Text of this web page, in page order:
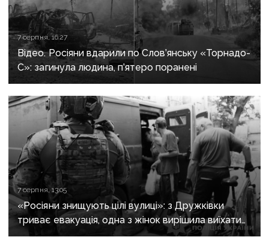
7 серпня, 16:27
Відео. Росіяни вдарили по Слов’янську «Торнадо-
С»: загинула людина, п’ятеро поранені
7 серпня, 13:05
«Росіяни знищують цілі вулиці»: з Дружківки
триває евакуація, одна з жінок вирішила виїхати
після загибелі чоловіка